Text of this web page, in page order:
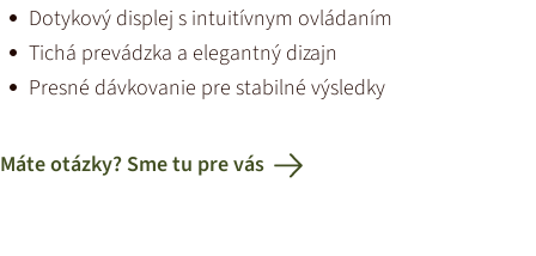
Dotykový displej s intuitívnym ovládaním
Tichá prevádzka a elegantný dizajn
Presné dávkovanie pre stabilné výsledky
Máte otázky? Sme tu pre vás